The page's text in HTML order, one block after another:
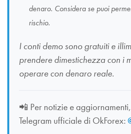
denaro. Considera se puoi
rischio.
I conti demo sono gratuiti e
prendere dimestichezza con i
operare con denaro reale.
📲 Per notizie e
Telegram ufficiale di OkForex: